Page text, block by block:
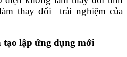
thay đổi trải nghiệm của
lập ứng dụng mới